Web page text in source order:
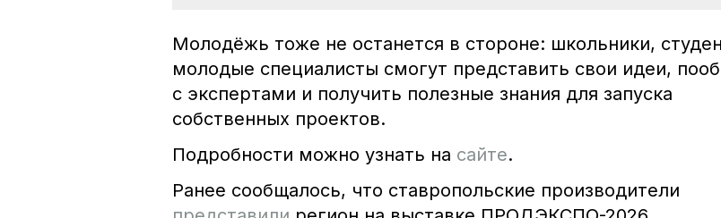
Молодёжь тоже не останется в стороне: школьники,
молодые специалисты смогут представить свои идеи,
с экспертами и получить полезные знания для запуска
собственных проектов.
Подробности можно узнать на сайте.
Ранее сообщалось, что ставропольские производители